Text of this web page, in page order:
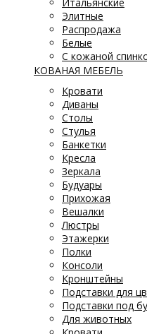
Элитные
Распродажа
Белые
С кожаной
КОВАНАЯ МЕБЕЛЬ
Кровати
Диваны
Столы
Стулья
Банкетки
Кресла
Зеркала
Будуары
Прихожая
Вешалки
Люстры
Этажерки
Полки
Консоли
Кронштейны
Подставки для
Подставки под
Для животных